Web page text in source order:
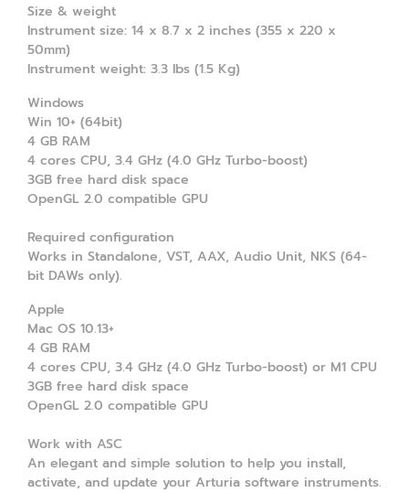
Size & weight
Instrument size: 14 x 8.7 x 2 inches (355 x 220 x
50mm)
Instrument weight: 3.3 lbs (1.5 Kg)
Windows
Win 10+ (64bit)
4 GB RAM
4 cores CPU, 3.4 GHz (4.0 GHz Turbo-boost)
3GB free hard disk space
OpenGL 2.0 compatible GPU
Required configuration
Works in Standalone, VST, AAX, Audio Unit, NKS (64-
bit DAWs only).
Apple
Mac OS 10.13+
4 GB RAM
4 cores CPU, 3.4 GHz (4.0 GHz Turbo-boost) or M1 CPU
3GB free hard disk space
OpenGL 2.0 compatible GPU
Work with ASC
An elegant and simple solution to help you install,
activate, and update your Arturia software instruments.